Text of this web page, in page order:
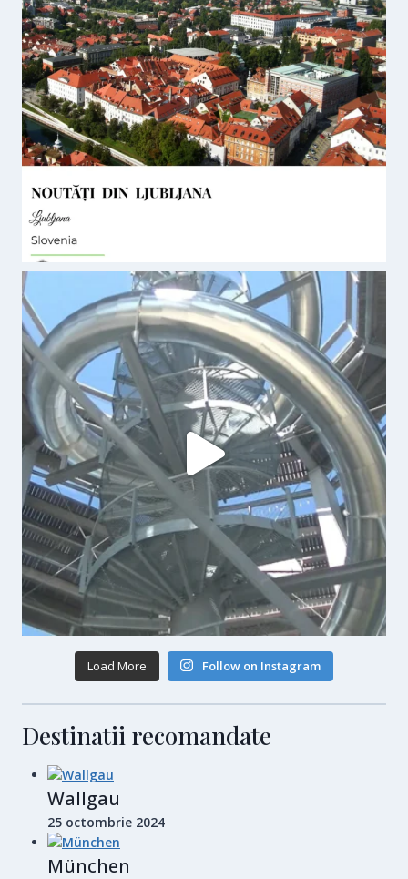
Load More Follow on Instagram
Destinatii recomandate
Wallgau
25 octombrie 2024
München